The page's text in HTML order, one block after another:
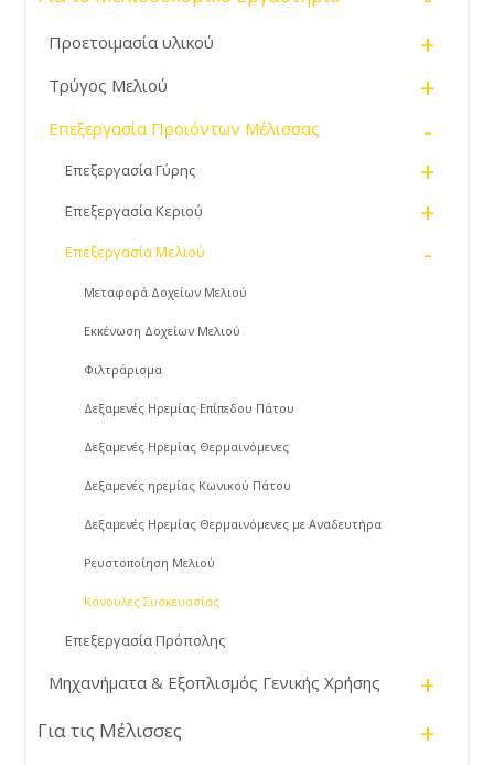
Προετοιμασία υλικού +
Τρύγος Μελιού +
Επεξεργασία Προιόντων Μέλισσας -
Επεξεργασία Γύρης +
Επεξεργασία Κεριού +
Επεξεργασία Μελιού -
Μεταφορά Δοχείων Μελιού
Εκκένωση Δοχείων Μελιού
Φιλτράρισμα
Δεξαμενές Ηρεμίας Επίπεδου Πάτου
Δεξαμενές Ηρεμίας Θερμαινόμενες
Δεξαμενές ηρεμίας Κωνικού Πάτου
Δεξαμενές Ηρεμίας Θερμαινόμενες με Αναδευτήρα
Ρευστοποίηση Μελιού
Κάνουλες Συσκευασίας
Επεξεργασία Πρόπολης
Μηχανήματα & Εξοπλισμός Γενικής Χρήσης +
Για τις Μέλισσες +